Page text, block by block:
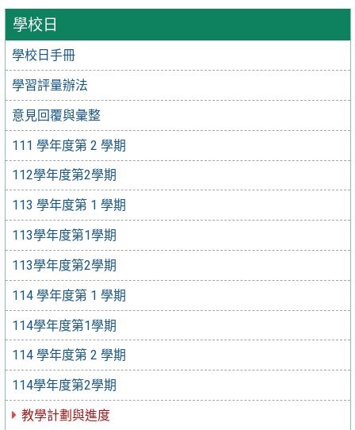
學校日
學校日手冊
學習評量辦法
意見回覆與彙整
111 學年度第 2 學期
112學年度第2學期
113 學年度第 1 學期
113學年度第1學期
113學年度第2學期
114 學年度第 1 學期
114學年度第1學期
114 學年度第 2 學期
114學年度第2學期
教學計劃與進度